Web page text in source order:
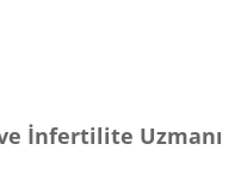
İnfertilite Uzmanı